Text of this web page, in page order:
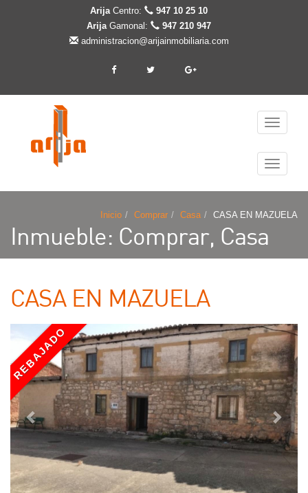
ArijaCentro:
947 10 25 10
ArijaGamonal:
947 210 947
administracion@arijainmobiliaria.com
Cambiar
Cambiar
Inicio Comprar Casa CASA EN MAZUELA
Inmueble: Comprar, Casa
CASA EN MAZUELA
REBAJADO